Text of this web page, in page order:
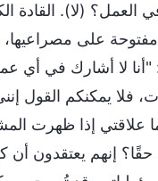
(لا). القادة
على
لا أشارك في أي
فلا يمكنكم القول
علاقتي إذا ظهرت
إنهم يعتقدون أن